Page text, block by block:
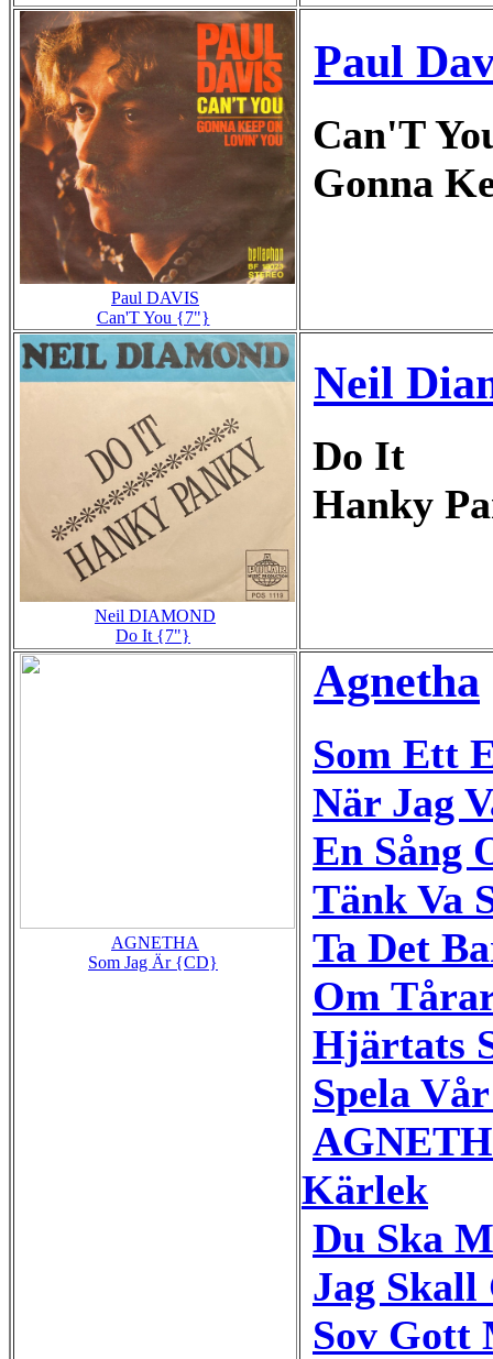
Paul DAVIS
Can'T You {7"}
Paul
Can'T
Gonna
Neil DIAMOND
Do It {7"}
Neil
Do It
Hanky
AGNETHA
Som Jag Är {CD}
Agnetha
Som Ett
När Jag
En Sång
Tänk Va
Ta Det
Om
Hjärtats
Spela
Kärlek
Du Ska
Jag
Sov Gott